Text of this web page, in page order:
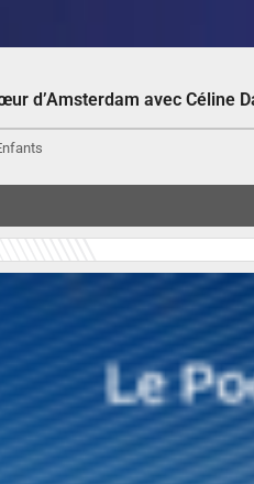
d’Amsterdam avec Céline